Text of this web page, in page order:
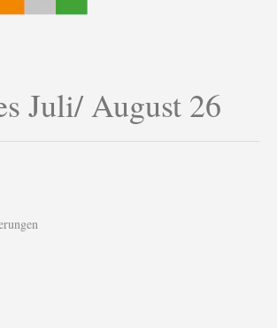
Juli/ August 26